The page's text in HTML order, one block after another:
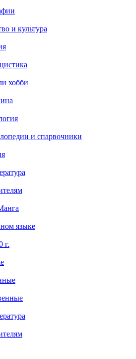
и культура
хобби
и спарвочники
языке
г.